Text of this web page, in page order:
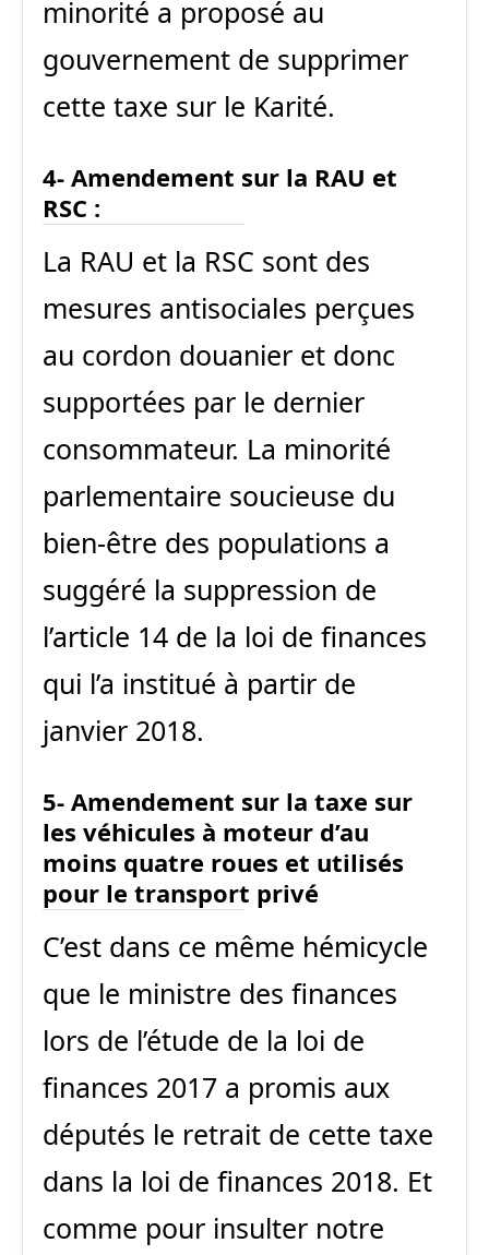
minorité a proposé au
gouvernement de supprimer
cette taxe sur le Karité.
4- Amendement sur la RAU et
RSC :
La RAU et la RSC sont des
mesures antisociales perçues
au cordon douanier et donc
supportées par le dernier
consommateur. La minorité
parlementaire soucieuse du
bien-être des populations a
suggéré la suppression de
l’article 14 de la loi de finances
qui l’a institué à partir de
janvier 2018.
5- Amendement sur la taxe sur
les véhicules à moteur d’au
moins quatre roues et utilisés
pour le transport privé
C’est dans ce même hémicycle
que le ministre des finances
lors de l’étude de la loi de
finances 2017 a promis aux
députés le retrait de cette taxe
dans la loi de finances 2018. Et
comme pour insulter notre